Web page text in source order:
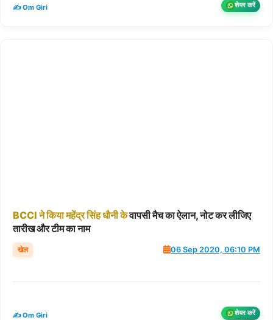
✍️ Om Giri शेयर करें
BCCI नेकियामहेंद्रसिंहधौनीकेवापसी मैच का ऐलान, नोट कर लीजिए
तारीख और टीम का नाम
खेल 06 Sep 2020, 06:10 PM
✍️ Om Giri शेयर करें